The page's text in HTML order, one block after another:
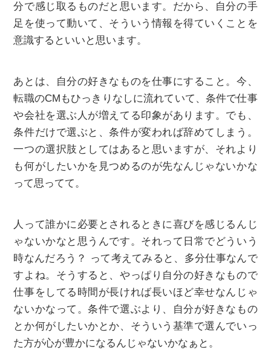
分で感じ取るものだと思います。だから、自分の手
足を使って動いて、そういう情報を得ていくことを
意識するといいと思います。
あとは、自分の好きなものを仕事にすること。今、
転職のCMもひっきりなしに流れていて、条件で仕事
や会社を選ぶ人が増えてる印象があります。でも、
条件だけで選ぶと、条件が変われば辞めてしまう。
一つの選択肢としてはあると思いますが、それより
も何がしたいかを見つめるのが先なんじゃないかな
って思ってて。
人って誰かに必要とされるときに喜びを感じるんじ
ゃないかなと思うんです。それって日常でどういう
時なんだろう？ って考えてみると、多分仕事なんで
すよね。そうすると、やっぱり自分の好きなもので
仕事をしてる時間が長ければ長いほど幸せなんじゃ
ないかなって。条件で選ぶより、自分が好きなもの
とか何がしたいかとか、そういう基準で選んでいっ
た方が心が豊かになるんじゃないかなぁと。